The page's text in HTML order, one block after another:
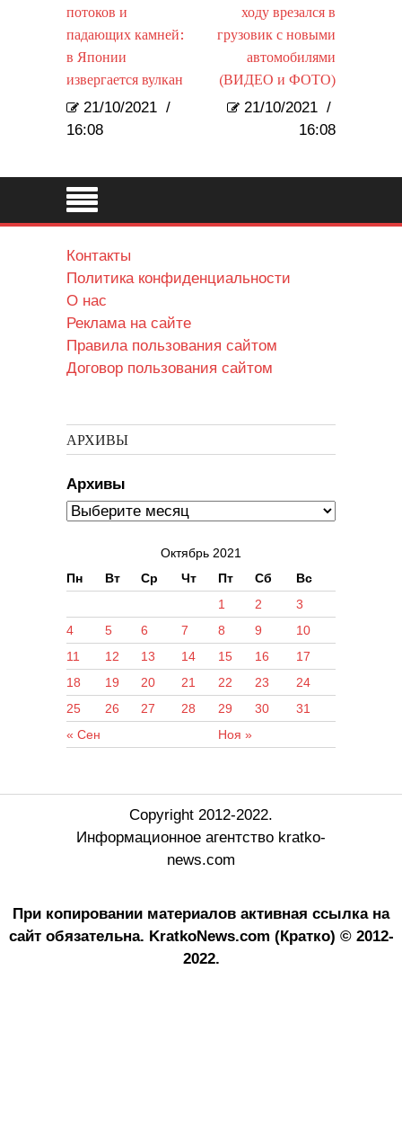
потоков и
падающих камней:
в Японии
извергается вулкан
21/10/2021 /
16:08
ходу врезался в
грузовик с новыми
автомобилями
(ВИДЕО и ФОТО)
21/10/2021 /
16:08
Контакты
Политика конфиденциальности
О нас
Реклама на сайте
Правила пользования сайтом
Договор пользования сайтом
АРХИВЫ
Архивы
Октябрь 2021
Пн
Вт Ср Чт Пт Сб Вс
« Сен Ноя »
1 2
3
4
5 6 7 8 9
10
11
12 13 14 15 16
17
18
19 20 21 22 23
24
25
26 27 28 29 30 31
Copyright 2012-2022.
Информационное агентство kratko-
news.com
При копировании материалов активная ссылка на
сайт обязательна. KratkoNews.com (Кратко) © 2012-
2022.